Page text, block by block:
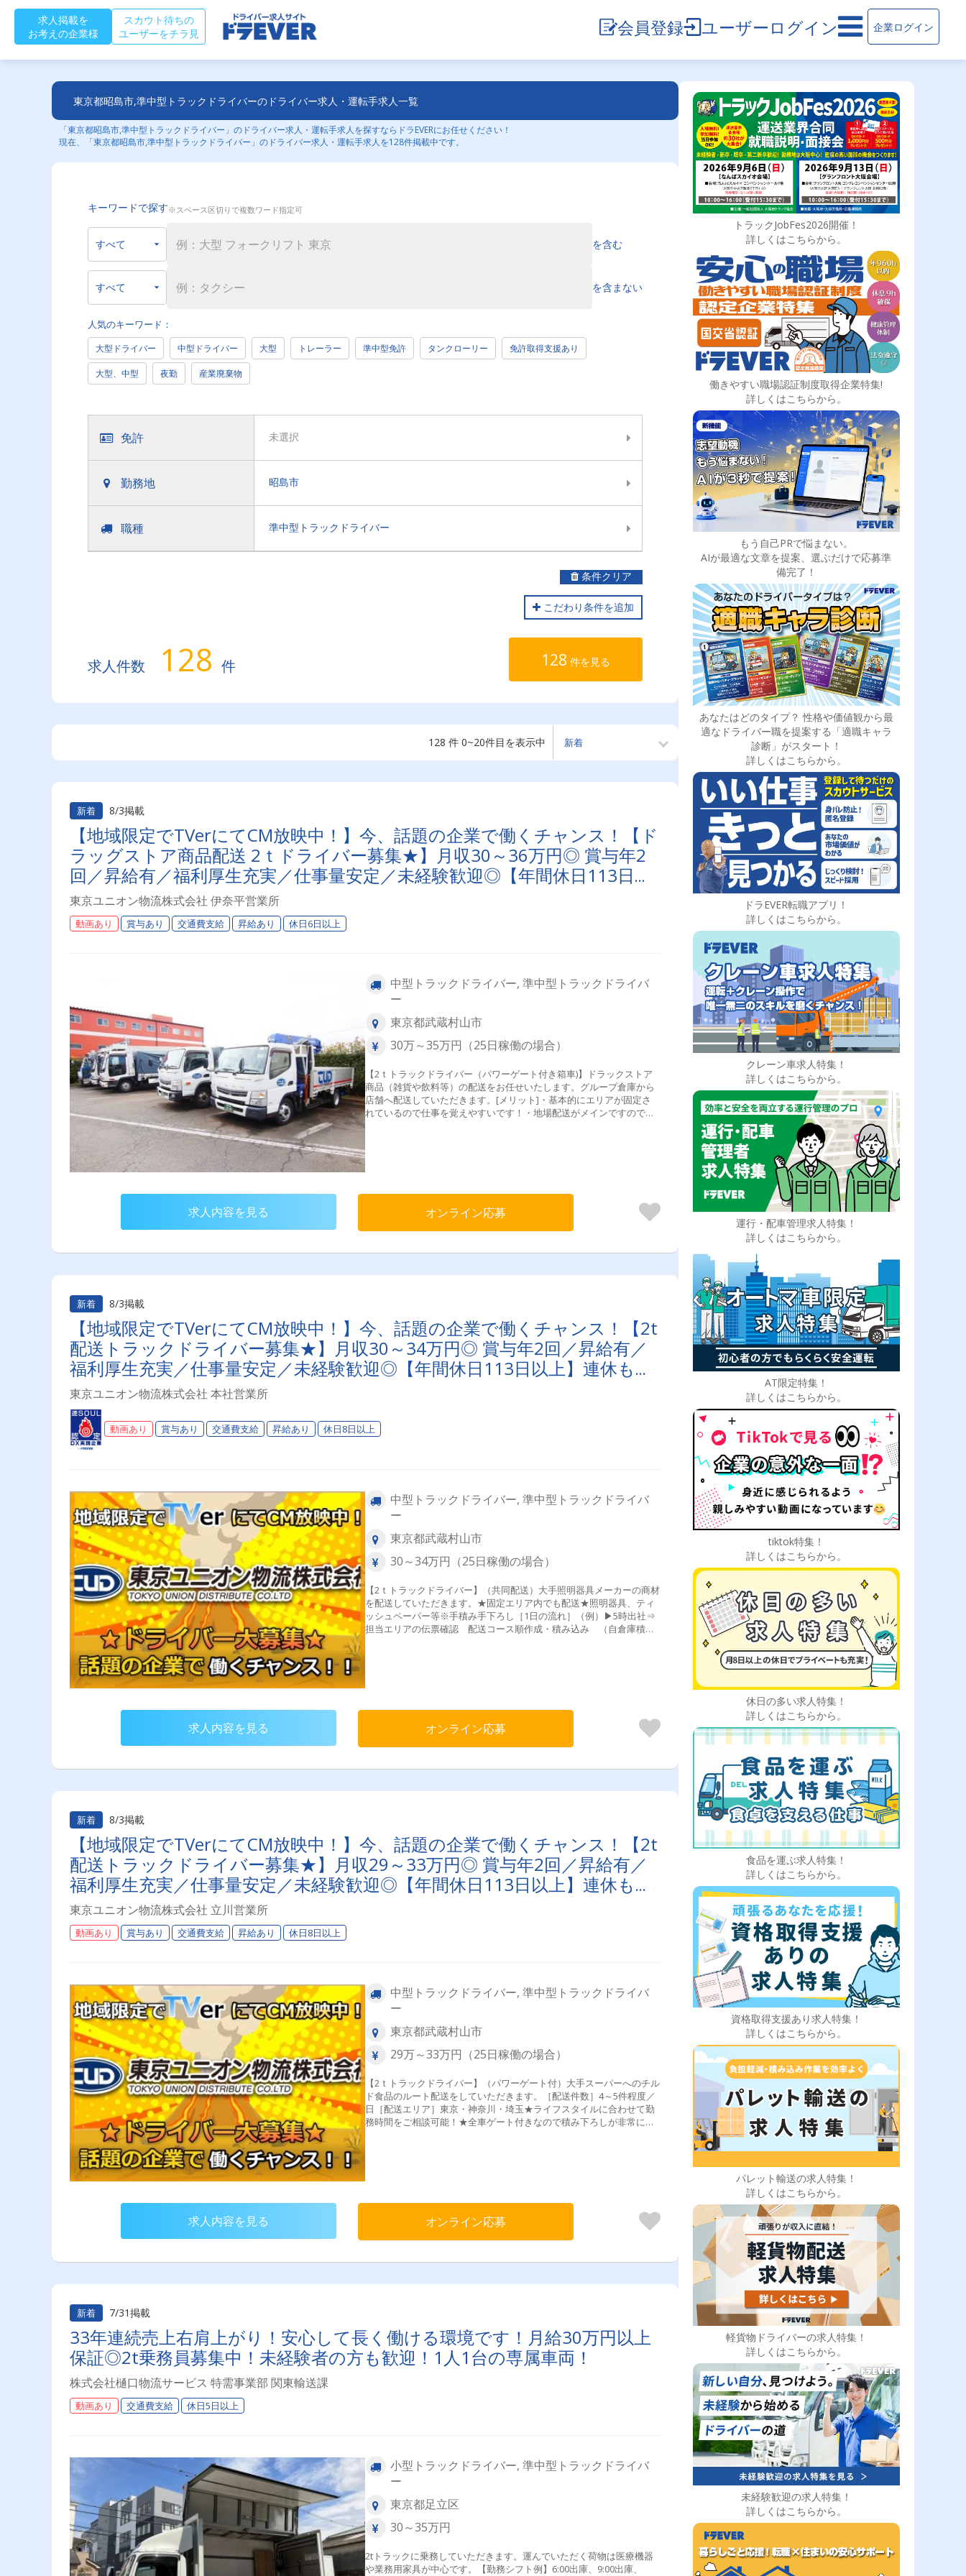
求人掲載を
お考えの企業様
スカウト待ちの
ユーザーをチラ見
会員登録 ユーザーログイン 企業ログイン
東京都昭島市,準中型トラックドライバーのドライバー求人・運転手求人一覧
「東京都昭島市,準中型トラックドライバー」のドライバー求人・運転手求人を探すならドラEVERにお任せください！
現在、「東京都昭島市,準中型トラックドライバー」のドライバー求人・運転手求人を128件掲載中です。
キーワードで探す※スペース区切りで複数ワード指定可
を含む
を含まない
人気のキーワード：
大型ドライバー 中型ドライバー 大型 トレーラー 準中型免許 タンクローリー 免許取得支援あり
大型、中型 夜勤 産業廃棄物
免許 未選択
勤務地 昭島市
職種 準中型トラックドライバー
条件クリア
こだわり条件を追加
求人件数 128 件 128 件を見る
128 件 0~20件目を表示中
新着 8/3掲載
【地域限定でTVerにてCM放映中！】今、話題の企業で働くチャンス！【ド
ラッグストア商品配送 2ｔドライバー募集★】月収30～36万円◎ 賞与年2
回／昇給有／福利厚生充実／仕事量安定／未経験歓迎◎【年間休日113日以
上】連休もあり◎プライベート充実可◎ 「安心・安全」で働く。東京ユニ
オン物流でドライバーライフを送りませんか？
東京ユニオン物流株式会社 伊奈平営業所
動画あり 賞与あり 交通費支給 昇給あり 休日6日以上
中型トラックドライバー, 準中型トラックドライバ
ー
東京都武蔵村山市
30万～35万円（25日稼働の場合）
【2ｔトラックドライバー（パワーゲート付き箱車)】ドラックストア
商品（雑貨や飲料等）の配送をお任せいたします。グループ倉庫から
店舗へ配送していただきます。[メリット]・基本的にエリアが固定さ
れているので仕事を覚えやすいです！・地場配送がメインですので、
キツイ長距離運行はありません
求人内容を見る オンライン応募
新着 8/3掲載
【地域限定でTVerにてCM放映中！】今、話題の企業で働くチャンス！【2t
配送トラックドライバー募集★】月収30～34万円◎ 賞与年2回／昇給有／
福利厚生充実／仕事量安定／未経験歓迎◎【年間休日113日以上】連休もあ
り◎プライベート充実可◎「安心・安全」で働く。東京ユニオン物流でド
ライバーライフを送りませんか？
東京ユニオン物流株式会社 本社営業所
動画あり 賞与あり 交通費支給 昇給あり 休日8日以上
中型トラックドライバー, 準中型トラックドライバ
ー
東京都武蔵村山市
30～34万円（25日稼働の場合）
【2ｔトラックドライバー】（共同配送）大手照明器具メーカーの商材
を配送していただきます。★固定エリア内でも配送★照明器具、ティ
ッシュペーパー等※手積み手下ろし［1日の流れ］（例）▶5時出社⇒
担当エリアの伝票確認 配送コース順作成・積み込み （自倉庫積
等の配送▶16時頃⇒帰社・点呼、退社＊＜共同配送とは＞＊複数のメ
求人内容を見る オンライン応募
新着 8/3掲載
【地域限定でTVerにてCM放映中！】今、話題の企業で働くチャンス！【2t
配送トラックドライバー募集★】月収29～33万円◎ 賞与年2回／昇給有／
福利厚生充実／仕事量安定／未経験歓迎◎【年間休日113日以上】連休もあ
り◎プライベート充実可◎ 「安心・安全」で働く。東京ユニオン物流でド
ライバーライフを送りませんか？
東京ユニオン物流株式会社 立川営業所
動画あり 賞与あり 交通費支給 昇給あり 休日8日以上
中型トラックドライバー, 準中型トラックドライバ
ー
東京都武蔵村山市
29万～33万円（25日稼働の場合）
【2ｔトラックドライバー】（パワーゲート付）大手スーパーへのチル
ド食品のルート配送をしていただきます。［配送件数］4～5件程度／
日［配送エリア］東京・神奈川・埼玉★ライフスタイルに合わせて勤
務時間をご相談可能！★全車ゲート付きなので積み下ろしが非常に楽
中！
求人内容を見る オンライン応募
新着 7/31掲載
33年連続売上右肩上がり！安心して長く働ける環境です！月給30万円以上
保証◎2t乗務員募集中！未経験者の方も歓迎！1人1台の専属車両！
株式会社樋口物流サービス 特需事業部 関東輸送課
動画あり 交通費支給 休日5日以上
小型トラックドライバー, 準中型トラックドライバ
ー
東京都足立区
30～35万円
2tトラックに乗務していただきます。運んでいただく荷物は医療機器
や業務用家具が中心です。【勤務シフト例】6:00出庫、9:00出庫、
トラックJobFes2026開催！
詳しくはこちらから。
働きやすい職場認証制度取得企業特集!
詳しくはこちらから。
もう自己PRで悩まない。
AIが最適な文章を提案、選ぶだけで応募準
備完了！
あなたはどのタイプ？ 性格や価値観から最
適なドライバー職を提案する「適職キャラ
診断」がスタート！
詳しくはこちらから。
ドラEVER転職アプリ！
詳しくはこちらから。
クレーン車求人特集！
詳しくはこちらから。
運行・配車管理求人特集！
詳しくはこちらから。
AT限定特集！
詳しくはこちらから。
tiktok特集！
詳しくはこちらから。
休日の多い求人特集！
詳しくはこちらから。
食品を運ぶ求人特集！
詳しくはこちらから。
資格取得支援あり求人特集！
詳しくはこちらから。
パレット輸送の求人特集！
詳しくはこちらから。
軽貨物ドライバーの求人特集！
詳しくはこちらから。
未経験歓迎の求人特集！
詳しくはこちらから。